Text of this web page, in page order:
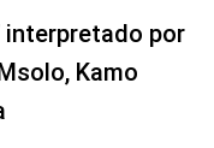
interpretado por
Kamo